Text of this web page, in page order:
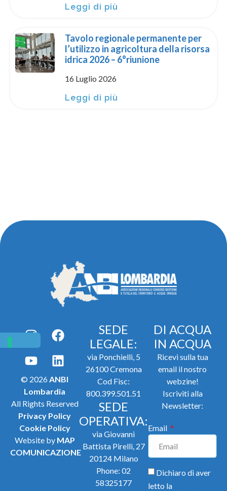
Leggi di più
Tavolo regionale permanente per
l’utilizzo in agricoltura della risorsa
idrica 2026 – 6°riunione
16 Luglio 2026
Leggi di più
© 2026ANBI
Lombardia
All Rights Reserved
Privacy Policy
Cookie Policy
Website by MAP
COMUNICAZIONE
SEDE
LEGALE:
via Ponchielli, 5
26100 Cremona
Cod Fisc:
800.399.501.51
SEDE
OPERATIVA:
via Giovanni
Battista Pirelli, 27
20124 Milano
Phone: 02
58325177
DI ACQUA
IN ACQUA
Ricevi sulla tua
email il nostro
webzine!
Iscriviti alla
Newsletter:
Email
Dichiaro di aver
letto la